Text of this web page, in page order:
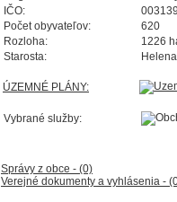
IČO:
Počet obyvateľov:
620
Rozloha:
1226
Starosta:
ÚZEMNÉ PLÁNY:
Vybrané služby:
Správy z obce - (0)
Verejné dokumenty a vyhlásenia -